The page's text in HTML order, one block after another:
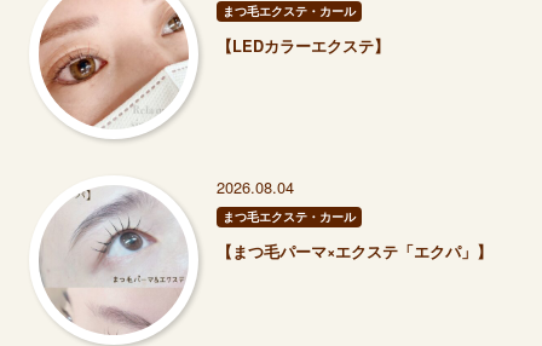
まつ毛エクステ・カール
【LEDカラーエクステ】
2026.08.04
まつ毛エクステ・カール
【まつ毛パーマ×エクステ「エクパ」】